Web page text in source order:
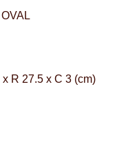
x R 27.5 x C 3 (cm)